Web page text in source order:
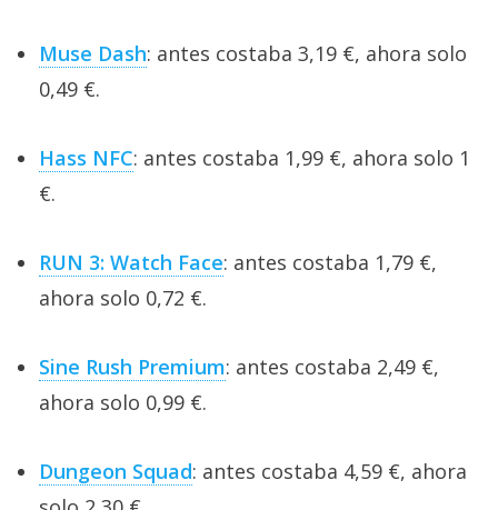
Muse Dash: antes costaba 3,19 €, ahora solo
0,49 €.
Hass NFC: antes costaba 1,99 €, ahora solo 1
€.
RUN 3: Watch Face: antes costaba 1,79 €,
ahora solo 0,72 €.
Sine Rush Premium: antes costaba 2,49 €,
ahora solo 0,99 €.
Dungeon Squad: antes costaba 4,59 €, ahora